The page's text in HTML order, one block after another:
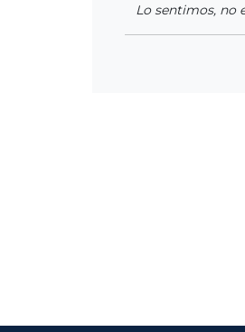
Lo sentimos, no